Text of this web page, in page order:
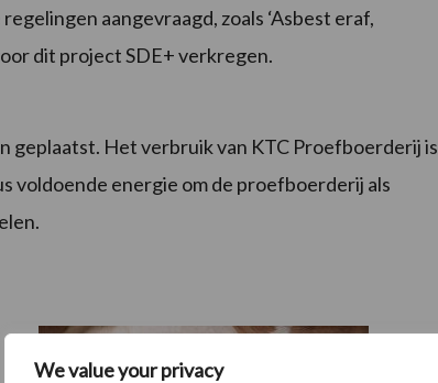
We value your privacy
aangevraagd, zoals ‘Asbest eraf,
dit project SDE+ verkregen.
geplaatst. Het verbruik van KTC Proefboerderij is
voldoende energie om de proefboerderij als